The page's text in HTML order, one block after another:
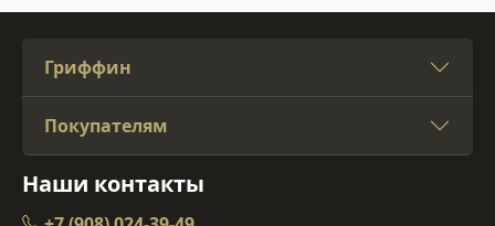
Гриффин
Покупателям
Наши контакты